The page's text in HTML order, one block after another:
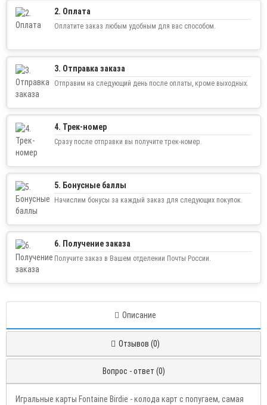
2. Оплата
Оплатите заказ любым удобным для вас способом.
3. Отправка заказа
Отправим на следующий день после оплаты, кроме выходных.
4. Трек-номер
Сразу после отправки вы получите трек-номер.
5. Бонусные баллы
Начислим бонусы за каждый заказ для следующих покупок.
6. Получение заказа
Получите заказ в Вашем отделении Почты России.
Описание
Отзывов (0)
Вопрос - ответ (0)
Игральные карты Fontaine Birdie - колода карт с попугаем, самая